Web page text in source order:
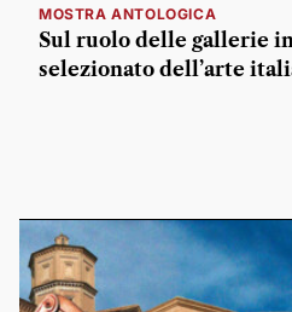
MOSTRA ANTOLOGICA
Sul ruolo delle gallerie
selezionato dell’arte